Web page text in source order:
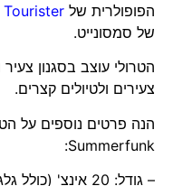
הפופולרית של Tourister
של סמסונייט.
הטרולי עוצב בסגנון
צעירים ולטיולים קצרים.
Summerfunk:
– גודל: 20 אינצ' (כולל גלגלים).